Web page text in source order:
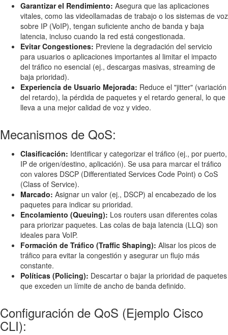
Garantizar el Rendimiento: Asegura que las aplicaciones
vitales, como las videollamadas de trabajo o los sistemas de voz
sobre IP (VoIP), tengan suficiente ancho de banda y baja
latencia, incluso cuando la red está congestionada.
Evitar Congestiones: Previene la degradación del servicio
para usuarios o aplicaciones importantes al limitar el impacto
del tráfico no esencial (ej., descargas masivas, streaming de
baja prioridad).
Experiencia de Usuario Mejorada: Reduce el "jitter" (variación
del retardo), la pérdida de paquetes y el retardo general, lo que
lleva a una mejor calidad de voz y video.
Mecanismos de QoS:
Clasificación: Identificar y categorizar el tráfico (ej., por puerto,
IP de origen/destino, aplicación). Se usa para marcar el tráfico
con valores DSCP (Differentiated Services Code Point) o CoS
(Class of Service).
Marcado: Asignar un valor (ej., DSCP) al encabezado de los
paquetes para indicar su prioridad.
Encolamiento (Queuing): Los routers usan diferentes colas
para priorizar paquetes. Las colas de baja latencia (LLQ) son
ideales para VoIP.
Formación de Tráfico (Traffic Shaping): Alisar los picos de
tráfico para evitar la congestión y asegurar un flujo más
constante.
Políticas (Policing): Descartar o bajar la prioridad de paquetes
que exceden un límite de ancho de banda definido.
Configuración de QoS (Ejemplo Cisco
CLI):